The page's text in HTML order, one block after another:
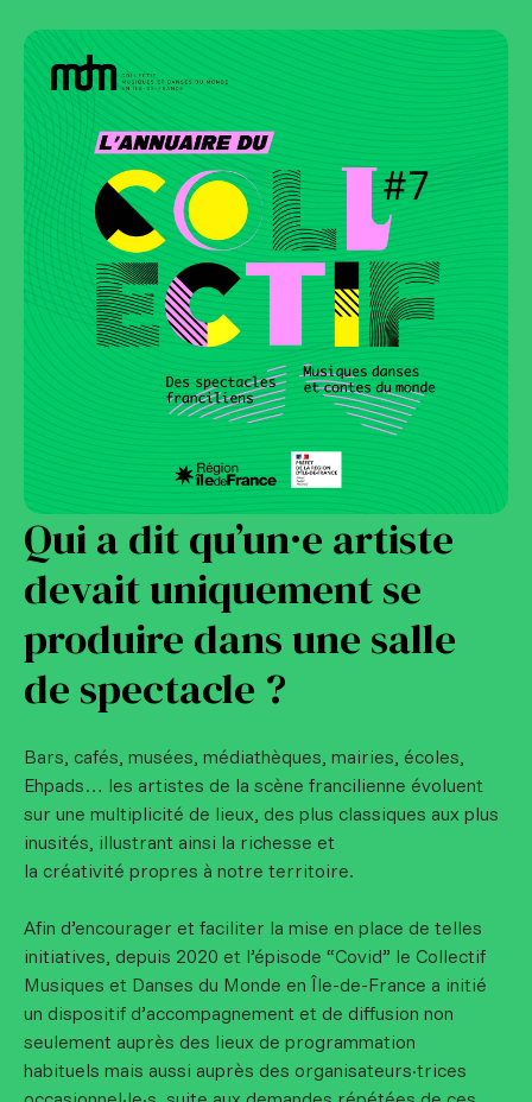
Qui a dit qu’un·e artiste
devait uniquement se
produire dans une salle
de spectacle ?
Bars, cafés, musées, médiathèques, mairies, écoles,
Ehpads… les artistes de la scène francilienne évoluent
sur une multiplicité de lieux, des plus classiques aux plus
inusités, illustrant ainsi la richesse et
la créativité propres à notre territoire.
Afin d’encourager et faciliter la mise en place de telles
initiatives, depuis 2020 et l’épisode “Covid” le Collectif
Musiques et Danses du Monde en Île-de-France a initié
un dispositif d’accompagnement et de diffusion non
seulement auprès des lieux de programmation
habituels mais aussi auprès des organisateurs·trices